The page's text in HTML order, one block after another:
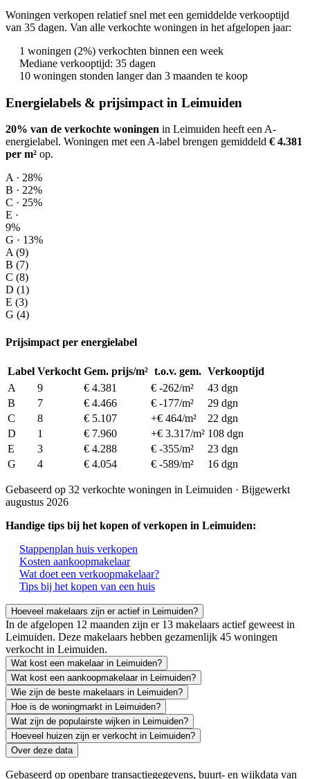
Woningen verkopen relatief snel met een gemiddelde verkooptijd
van 35 dagen. Van alle verkochte woningen in het afgelopen jaar:
1 woningen (2%) verkochten binnen een week
Mediane verkooptijd: 35 dagen
10 woningen stonden langer dan 3 maanden te koop
Energielabels & prijsimpact in Leimuiden
20% van de verkochte woningen in Leimuiden heeft een A-
energielabel. Woningen met een A-label brengen gemiddeld € 4.381
per m² op.
A · 28%
B · 22%
C · 25%
E ·
9%
G · 13%
A (9)
B (7)
C (8)
D (1)
E (3)
G (4)
Prijsimpact per energielabel
Label Verkocht Gem. prijs/m² t.o.v. gem. Verkooptijd
A
9 € 4.381 € -262/m²
43 dgn
B
7 € 4.466 € -177/m²
29 dgn
C
8 € 5.107 +€ 464/m²
22 dgn
D
1 € 7.960 +€ 3.317/m² 108 dgn
E
3 € 4.288 € -355/m²
23 dgn
G
4 € 4.054 € -589/m² 16 dgn
Gebaseerd op 32 verkochte woningen in Leimuiden · Bijgewerkt
augustus 2026
Handige tips bij het kopen of verkopen in Leimuiden:
Stappenplan huis verkopen
Kosten aankoopmakelaar
Wat doet een verkoopmakelaar?
Tips bij het kopen van een huis
Hoeveel makelaars zijn er actief in Leimuiden?
In de afgelopen 12 maanden zijn er 13 makelaars actief geweest in
Leimuiden. Deze makelaars hebben gezamenlijk 45 woningen
verkocht in Leimuiden.
Wat kost een makelaar in Leimuiden?
Wat kost een aankoopmakelaar in Leimuiden?
Wie zijn de beste makelaars in Leimuiden?
Hoe is de woningmarkt in Leimuiden?
Wat zijn de populairste wijken in Leimuiden?
Hoeveel huizen zijn er verkocht in Leimuiden?
Over deze data
Gebaseerd op openbare transactiegegevens, buurt- en wijkdata van